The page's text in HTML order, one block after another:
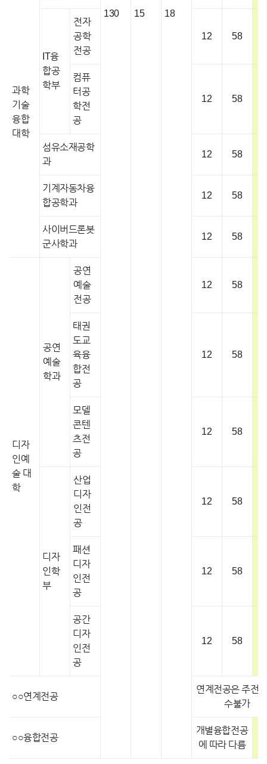
130 15 18
과학
기술
융합
대학
IT융
합공
학부
전자
공학
전공
12 58
컴퓨
터공
학전
공
12 58
섬유소재공학
과
12 58
기계자동차융
합공학과
12 58
사이버드론봇
군사학과
12 58
디자
인예
술 대
학
공연
예술
학과
공연
예술
전공
12 58
태권
도교
육융
합전
공
12 58
모델
콘텐
츠전
공
12 58
디자
인학
부
산업
디자
인전
공
12 58
패션
디자
인전
공
12 58
공간
디자
인전
공
12 58
○○연계전공
연계전공은 주전
수불가
○○융합전공
개별융합전공
에 따라 다름